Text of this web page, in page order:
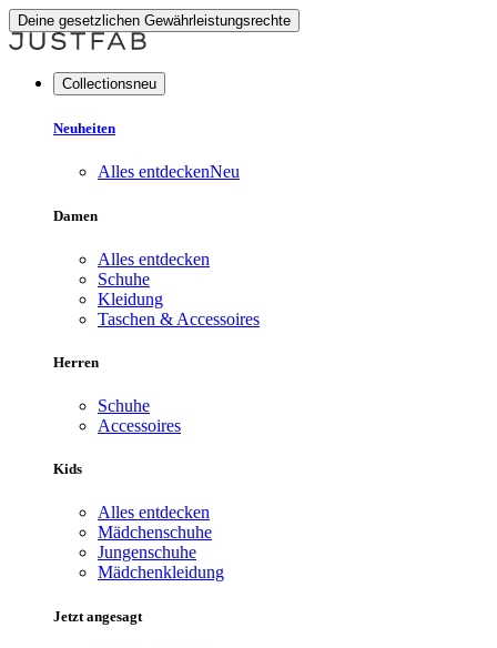
Deine gesetzlichen Gewährleistungsrechte
Collectionsneu
Neuheiten
Alles entdeckenNeu
Damen
Alles entdecken
Schuhe
Kleidung
Taschen & Accessoires
Herren
Schuhe
Accessoires
Kids
Alles entdecken
Mädchenschuhe
Jungenschuhe
Mädchenkleidung
Jetzt angesagt